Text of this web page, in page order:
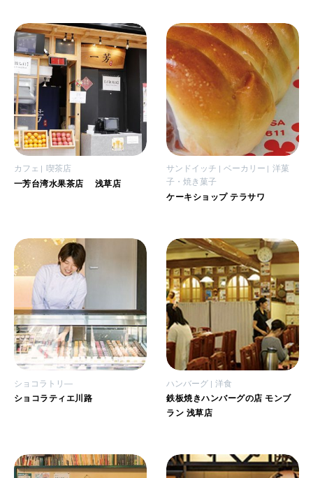
カフェ 喫茶店
一芳台湾水果茶店 浅草店
サンドイッチ ベーカリー
洋菓
子・焼き菓子
ケーキショップ テラサワ
ショコラトリ―
ショコラティエ川路
ハンバーグ 洋食
鉄板焼きハンバーグの店 モンブ
ラン 浅草店